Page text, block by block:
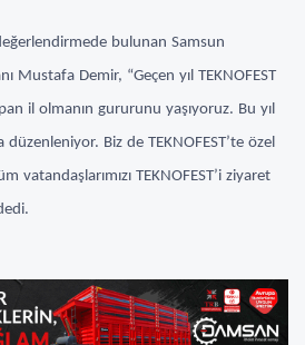
bulunan Samsun
Mustafa Demir, “Geçen yıl TEKNOFEST
il olmanın gururunu yaşıyoruz. Bu yıl
düzenleniyor. Biz de TEKNOFEST’te özel
vatandaşlarımızı TEKNOFEST’i ziyaret